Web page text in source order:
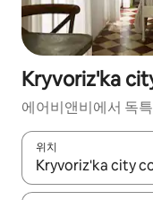
Kryvoriz'ka
에어비앤비에서 독
위치
결과가 나오면 위·아